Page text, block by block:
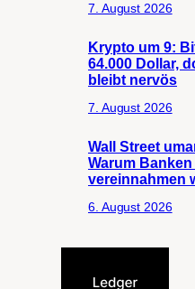
7. August 2026
Krypto um 9:
64.000 Dollar,
bleibt nervös
7. August 2026
Wall Street
Warum
vereinnahmen
6. August 2026